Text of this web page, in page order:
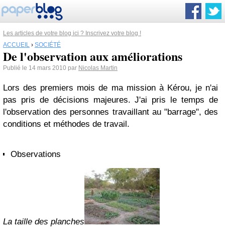
Les articles de votre blog ici ? Inscrivez votre blog !
ACCUEIL › SOCIÉTÉ
De l'observation aux améliorations
Publié le 14 mars 2010 par Nicolas Martin
Lors des premiers mois de ma mission à Kérou, je n'ai
pas pris de décisions majeures. J'ai pris le temps de
l'observation des personnes travaillant au "barrage", des
conditions et méthodes de travail.
Observations
La taille des planches